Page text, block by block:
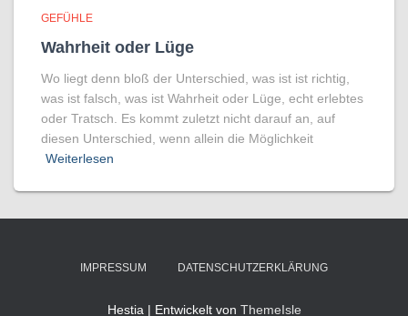
GEFÜHLE
Wahrheit oder Lüge
Wo liegt denn bloß der Unterschied, was ist ist richtig,
was ist falsch, was ist Wahrheit oder Lüge, echt erlebtes
oder Tratsch. Es kommt zuletzt nicht darauf an, auf
diesen Unterschied, wenn allein die Möglichkeit
Weiterlesen
IMPRESSUM DATENSCHUTZERKLÄRUNG
Hestia | Entwickelt von ThemeIsle